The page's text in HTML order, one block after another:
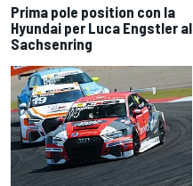
Prima pole position con la
Hyundai per Luca Engstler al
Sachsenring